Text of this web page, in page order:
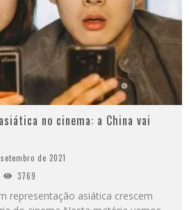
no cinema: a China vai
de 2021
3769
representação asiática crescem